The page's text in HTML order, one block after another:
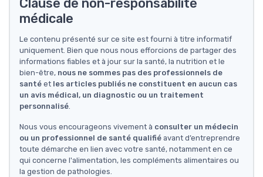
Clause de non-responsabilité
médicale
Le contenu présenté sur ce site est fourni à titre informatif
uniquement. Bien que nous nous efforcions de partager des
informations fiables et à jour sur la santé, la nutrition et le
bien-être, nous ne sommes pas des professionnels de
santé et les articles publiés ne constituent en aucun cas
un avis médical, un diagnostic ou un traitement
personnalisé.
Nous vous encourageons vivement à consulter un médecin
ou un professionnel de santé qualifié avant d’entreprendre
toute démarche en lien avec votre santé, notamment en ce
qui concerne l'alimentation, les compléments alimentaires ou
la gestion de pathologies.